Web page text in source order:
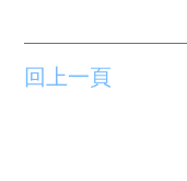
回上一頁